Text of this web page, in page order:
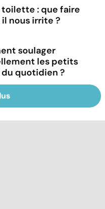
toilette : que faire
nous irrite ?
soulager
les petits
quotidien ?